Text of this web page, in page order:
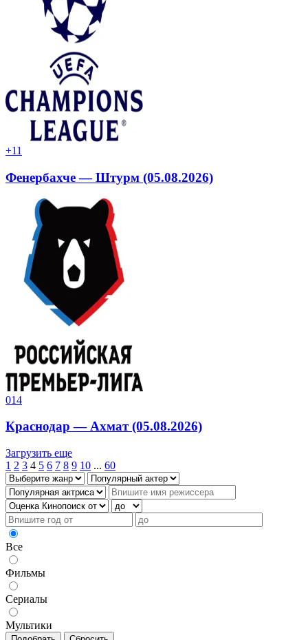
+11
Фенербахче — Штурм (05.08.2026)
014
Краснодар — Ахмат (05.08.2026)
Загрузить еще
1 2 3 4 5 6 7 8 9 10 ... 60
Все
Фильмы
Сериалы
Мультики